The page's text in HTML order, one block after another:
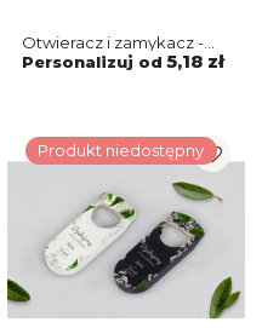
Otwieracz i zamykacz -
Soft Motyw 4
Personalizuj od 5,18 zł
Produkt niedostępny